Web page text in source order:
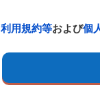
利用規約等および個